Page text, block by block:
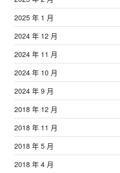
2025 年 1 月
2024 年 12 月
2024 年 11 月
2024 年 10 月
2024 年 9 月
2018 年 12 月
2018 年 11 月
2018 年 5 月
2018 年 4 月